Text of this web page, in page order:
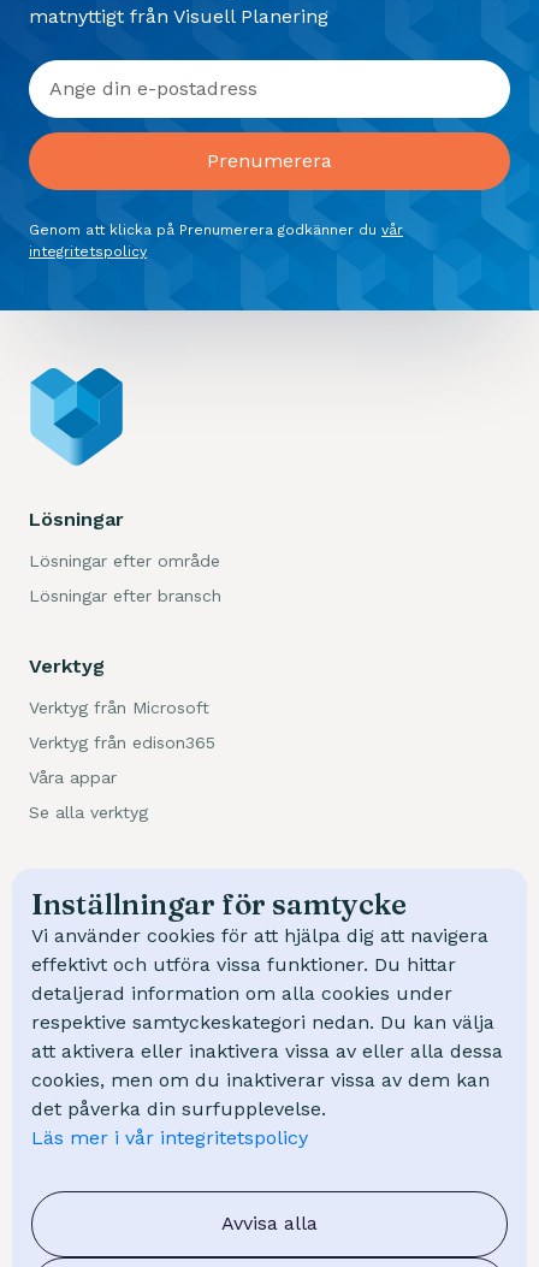
matnyttigt från Visuell Planering
Genom att klicka på Prenumerera godkänner du vår
integritetspolicy
Lösningar
Lösningar efter område
Lösningar efter bransch
Verktyg
Verktyg från Microsoft
Verktyg från edison365
Våra appar
Se alla verktyg
Trafikverket
NCC
Swep
Mölndal Energi
Kunskap
Kurser
FAQ - Vanliga frågor
Blogg
Inställningar för samtycke
Vi använder cookies för att hjälpa dig att navigera
effektivt och utföra vissa funktioner. Du hittar
detaljerad information om alla cookies under
respektive samtyckeskategori nedan. Du kan välja
att aktivera eller inaktivera vissa av eller alla dessa
cookies, men om du inaktiverar vissa av dem kan
det påverka din surfupplevelse.
Läs mer i vår integritetspolicy
Avvisa alla